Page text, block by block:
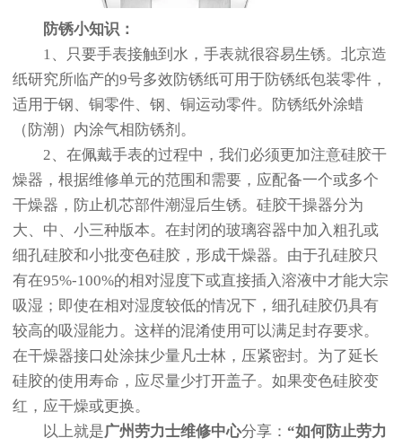
防锈小知识：
1、只要手表接触到水，手表就很容易生锈。北京造
纸研究所临产的9号多效防锈纸可用于防锈纸包装零件，
适用于钢、铜零件、钢、铜运动零件。防锈纸外涂蜡
（防潮）内涂气相防锈剂。
2、在佩戴手表的过程中，我们必须更加注意硅胶干
燥器，根据维修单元的范围和需要，应配备一个或多个
干燥器，防止机芯部件潮湿后生锈。硅胶干操器分为
大、中、小三种版本。在封闭的玻璃容器中加入粗孔或
细孔硅胶和小批变色硅胶，形成干燥器。由于孔硅胶只
有在95%-100%的相对湿度下或直接插入溶液中才能大宗
吸湿；即使在相对湿度较低的情况下，细孔硅胶仍具有
较高的吸湿能力。这样的混淆使用可以满足封存要求。
在干燥器接口处涂抹少量凡士林，压紧密封。为了延长
硅胶的使用寿命，应尽量少打开盖子。如果变色硅胶变
红，应干燥或更换。
以上就是广州劳力士维修中心分享： “如何防止劳力